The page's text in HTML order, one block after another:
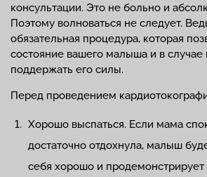
консультации. Это не больно и
Поэтому волноваться не следует.
обязательная процедура, которая
состояние вашего малыша и в
поддержать его силы.
Перед проведением
Хорошо выспаться. Если мама
достаточно отдохнула, малыш
себя хорошо и